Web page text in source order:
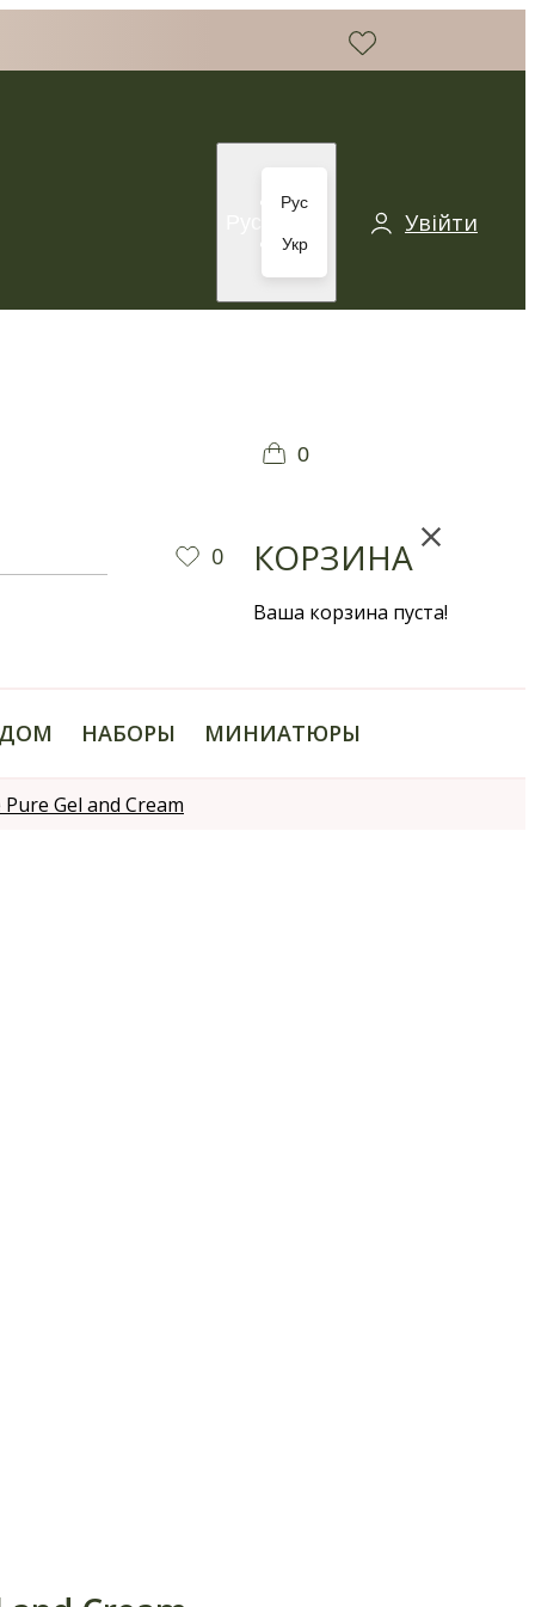
Рус
Укр
Увійти
0
0
КОРЗИНА
Ваша корзина пуста!
ДОМ НАБОРЫ МИНИАТЮРЫ
Gel and Cream